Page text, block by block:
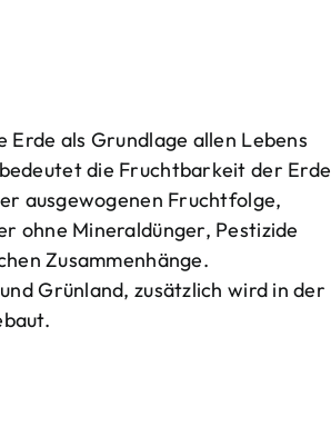
als Grundlage allen Lebens
die Fruchtbarkeit der Erde
ausgewogenen Fruchtfolge,
ohne Mineraldünger, Pestizide
Zusammenhänge.
Grünland, zusätzlich wird in der